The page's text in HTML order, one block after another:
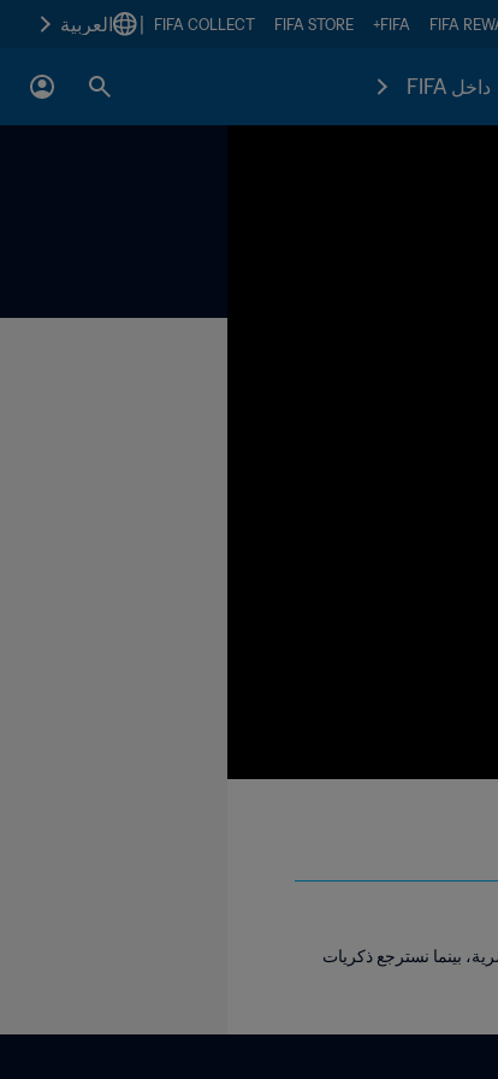
FIFA
FIFA+
FIFA STORE
FIFA COLLECT العربية
داخل FIFA
٢٠٠٩؟ شاهد تلك اللحظات بأعين مصرية، بينما نسترجع ذكريات